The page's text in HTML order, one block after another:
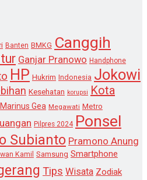
Banten BMKG Canggih
Ganjar Pranowo Handphone
HP Hukrim Indonesia Jokowi
Kesehatan korupsi Kota
Marinus Gea Megawati Metro
Pilpres 2024 Ponsel
Subianto Pramono Anung
Kamil Samsung Smartphone
Tips Wisata Zodiak